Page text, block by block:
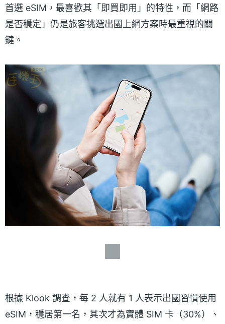
首選 eSIM，最喜歡其「即買即用」的特性，而「網路
是否穩定」仍是旅客挑選出國上網方案時最重視的關
鍵。
根據 Klook 調查，每 2 人就有 1 人表示出國習慣使用
eSIM，穩居第一名，其次才為實體 SIM 卡（30%）、